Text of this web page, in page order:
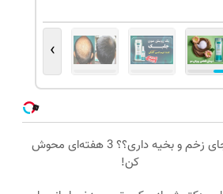
›
جای زخم و بخیه داری؟؟ 3 هفته‌ای محوش
کن!